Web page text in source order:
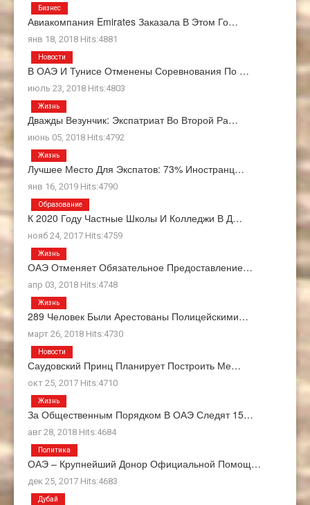
Авиакомпания Emirates Заказала В Этом Го…
янв 18, 2018 Hits:4881
Бизнес
В ОАЭ И Тунисе Отменены Соревнования По …
июль 23, 2018 Hits:4803
Новости
Дважды Везунчик: Экспатриат Во Второй Ра…
июнь 05, 2018 Hits:4792
Жизнь
Лучшее Место Для Экспатов: 73% Иностранц…
янв 16, 2019 Hits:4790
Жизнь
К 2020 Году Частные Школы И Колледжи В Д…
нояб 24, 2017 Hits:4759
Образование
ОАЭ Отменяет Обязательное Предоставление…
апр 03, 2018 Hits:4748
Жизнь
289 Человек Были Арестованы Полицейскими…
март 26, 2018 Hits:4730
Жизнь
Саудовский Принц Планирует Построить Ме…
окт 25, 2017 Hits:4710
Новости
За Общественным Порядком В ОАЭ Следят 15…
авг 28, 2018 Hits:4684
Жизнь
ОАЭ – Крупнейший Донор Официальной Помощ…
дек 25, 2017 Hits:4683
Политика
Дубай